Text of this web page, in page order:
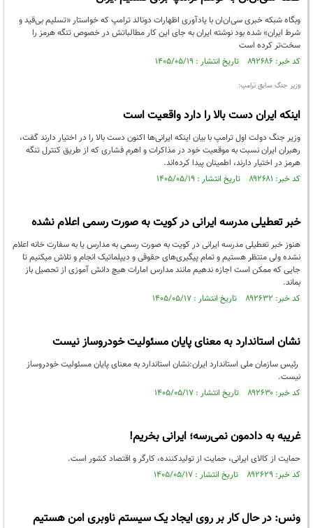
وبگاه شبکه خبری سی‌ان‌ان با یادآوری اظهارات دونالد ترامپ که خواستار «تسلیم بی‌قید و
شرط ایران» شده بود نوشته ایران به جای این کار مطالباتش در خصوص تنگه هرمز را
سخت‌تر کرده است
کد خبر: ۸۹۲۶۸۶ تاریخ انتشار : ۱۴۰۵/۰۵/۱۹
وزیر جنگ سابق ترامپ:
اینکه ایران دست بالا را دارد واقعیت است
وزیر جنگ دولت اول ترامپ با بیان اینکه ایرانی‌ها اکنون دست بالا را در اختیار دارند گفت،
رهبران ایران نسبت به موقعیت خود در مذاکرات و اهرم فشاری که از طریق کنترل تنگه
هرمز در اختیار دارند، اطمینان پیدا کرده‌اند.
کد خبر: ۸۹۲۶۸۱ تاریخ انتشار : ۱۴۰۵/۰۵/۱۹
خبر تعطیلی مدرسه ایرانی در کویت به صورت رسمی اعلام نشده
هنوز خبر تعطیلی مدرسه ایرانی در کویت به صورت رسمی به مدارس یا به سفارت خانه اعلام
نشده ولی منتظر هستیم و تمام پیگیری‌های حقوقی و دیپلماتیک انجام و تلاش میکنیم تا
جایی که ممکن است اجازه ندهیم مانند مدارس امارات هیچ دانش آموزی از تحصیل باز
بماند.
کد خبر: ۸۹۲۶۳۲ تاریخ انتشار : ۱۴۰۵/۰۵/۱۷
نشان استاندارد به معنای پایان مسئولیت خودروساز نیست
رئیس سازمان ملی استاندارد ایران:نشان استاندارد به معنای پایان مسئولیت خودروساز
نیست.
کد خبر: ۸۹۲۶۳۰ تاریخ انتشار : ۱۴۰۵/۰۵/۱۷
غریبه به دادمون نمی‌رسه؛ ایرانی بخریم!
حمایت از کالای ایرانی، حمایت از تولیدکننده، کارگر و اقتصاد کشور است.
کد خبر: ۸۹۲۶۲۹ تاریخ انتشار : ۱۴۰۵/۰۵/۱۷
ونس: در حال کار بر روی ایجاد یک سیستم ناوبری امن هستیم